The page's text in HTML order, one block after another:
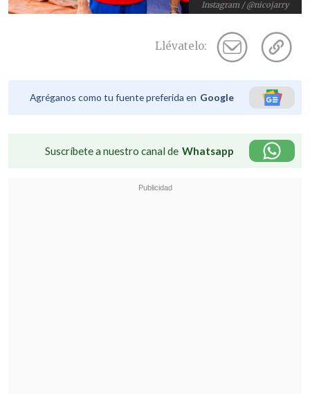
Instagram / @nicojarry
Llévatelo:
Agréganos como tu fuente preferida en Google
Suscríbete a nuestro canal de Whatsapp